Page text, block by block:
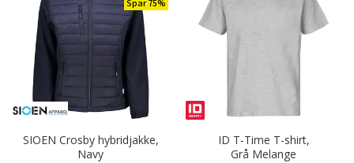
Spar 75%
SIOEN Crosby hybridjakke,
Navy
ID T-Time T-shirt,
Grå Melange